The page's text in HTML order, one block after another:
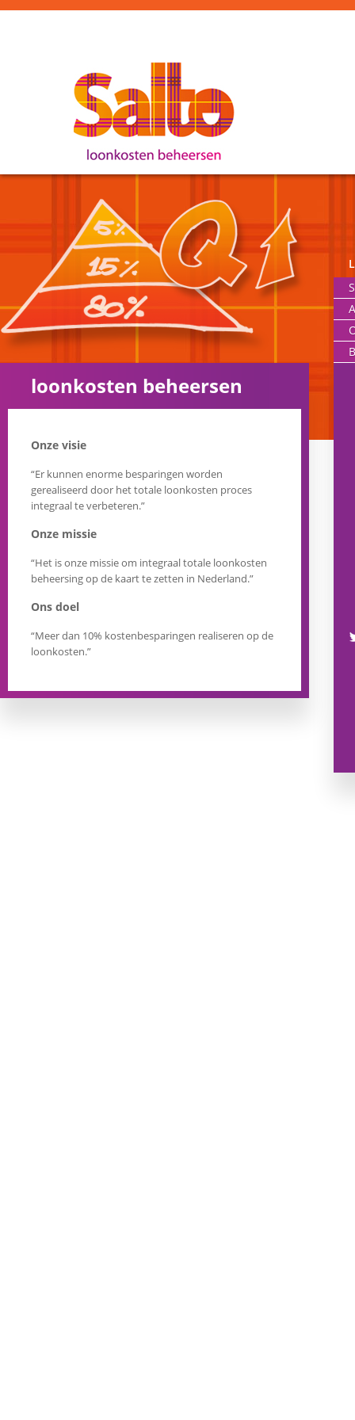
loonkosten beheersen
Onze visie
“Er kunnen enorme besparingen worden
gerealiseerd door het totale loonkosten proces
integraal te verbeteren.”
Onze missie
“Het is onze missie om integraal totale loonkosten
beheersing op de kaart te zetten in Nederland.”
Ons doel
“Meer dan 10% kostenbesparingen realiseren op de
loonkosten.”